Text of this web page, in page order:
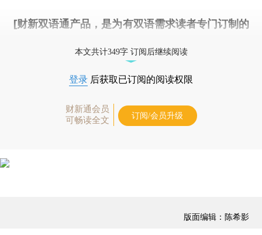
[财新双语通产品，是为有双语需求读者专门订制的
本文共计349字 订阅后继续阅读
登录 后获取已订阅的阅读权限
财新通会员
可畅读全文
订阅/会员升级
版面编辑：陈希影